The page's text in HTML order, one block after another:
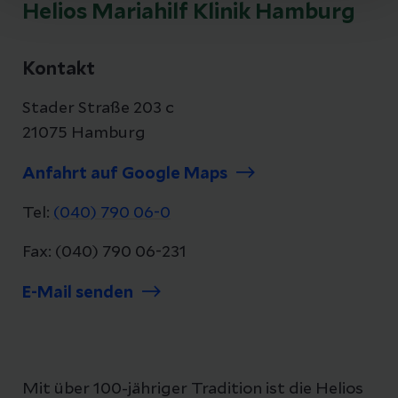
Helios Mariahilf Klinik Hamburg
Kontakt
Stader Straße 203 c
21075 Hamburg
Anfahrt auf Google Maps
Tel: (040) 790 06-0
Fax: (040) 790 06-231
E-Mail senden
Mit über 100-jähriger Tradition ist die Helios